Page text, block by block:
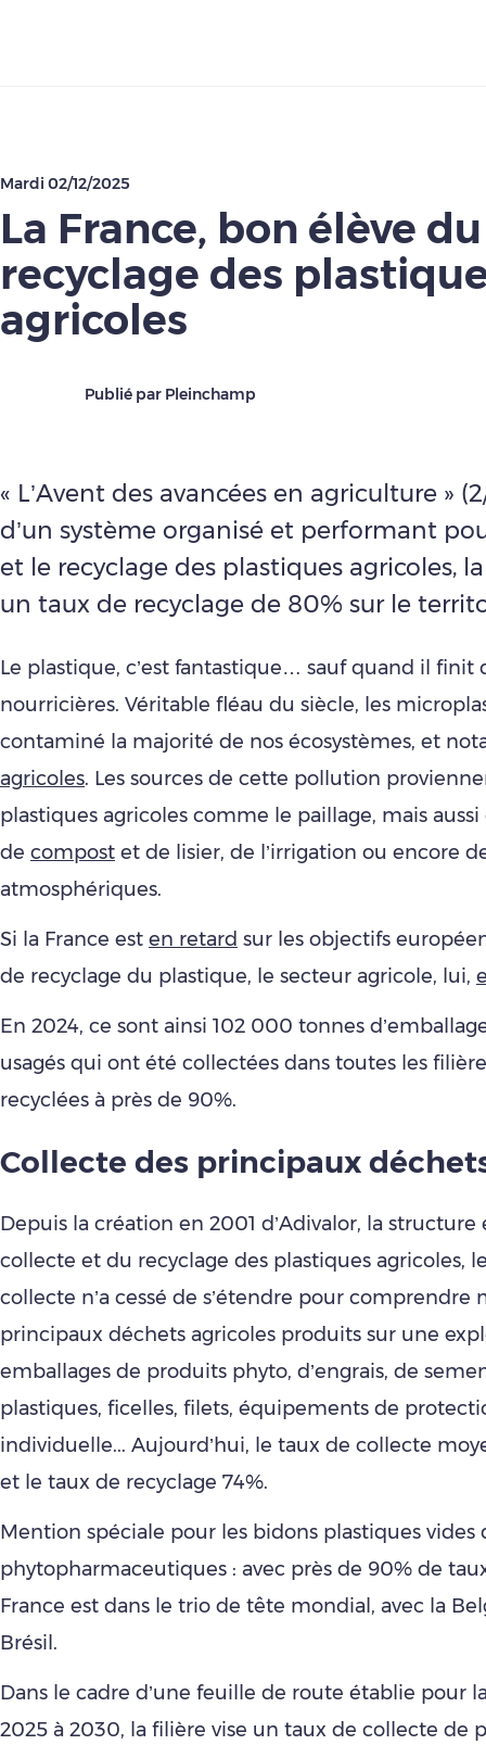
Mardi 02/12/2025
La France, bon élève du
recyclage des
agricoles
Publié par Pleinchamp
« L’Avent des avancées en agriculture »
d’un système organisé et performant
et le recyclage des plastiques agricoles,
un taux de recyclage de 80% sur le
Le plastique, c’est fantastique… sauf quand il finit
nourricières. Véritable fléau du siècle, les
contaminé la majorité de nos écosystèmes, et
agricoles. Les sources de cette pollution
plastiques agricoles comme le paillage, mais aussi
de compost et de lisier, de l’irrigation ou encore
atmosphériques.
Si la France est en retard sur les objectifs
de recyclage du plastique, le secteur agricole, lui,
En 2024, ce sont ainsi 102 000 tonnes
usagés qui ont été collectées dans toutes les
recyclées à près de 90%.
Collecte des principaux
Depuis la création en 2001 d’Adivalor, la structure
collecte et du recyclage des plastiques agricoles,
collecte n’a cessé de s’étendre pour comprendre
principaux déchets agricoles produits sur une
emballages de produits phyto, d’engrais, de
plastiques, ficelles, filets, équipements de
individuelle... Aujourd’hui, le taux de collecte
et le taux de recyclage 74%.
Mention spéciale pour les bidons plastiques vides
phytopharmaceutiques : avec près de 90% de
France est dans le trio de tête mondial, avec la
Brésil.
Dans le cadre d’une feuille de route établie pour
2025 à 2030, la filière vise un taux de collecte de